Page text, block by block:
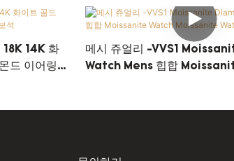
14K 화
드 이어링
메시 쥬얼리 -VVS1
Watch Mens 힙합